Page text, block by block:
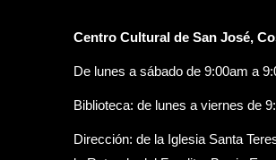
Centro Cultural de San José,
De lunes a sábado de 9:00am a
Biblioteca: de lunes a viernes de
Dirección: de la Iglesia Santa